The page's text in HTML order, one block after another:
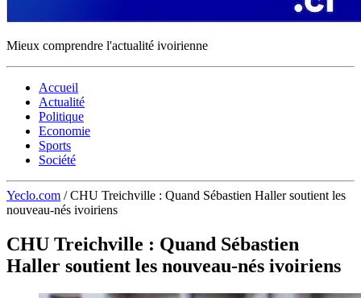
Mieux comprendre l'actualité ivoirienne
Accueil
Actualité
Politique
Economie
Sports
Société
Yeclo.com / CHU Treichville : Quand Sébastien Haller soutient les
nouveau-nés ivoiriens
CHU Treichville : Quand Sébastien
Haller soutient les nouveau-nés ivoiriens